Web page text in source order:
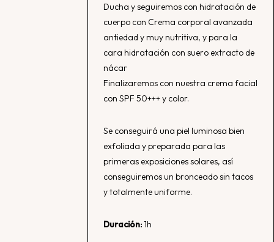
Ducha y seguiremos con hidratación de
cuerpo con Crema corporal avanzada
antiedad y muy nutritiva, y para la
cara hidratación con suero extracto de
nácar
Finalizaremos con nuestra crema facial
con SPF 50+++ y color.
Se conseguirá una piel luminosa bien
exfoliada y preparada para las
primeras exposiciones solares, así
conseguiremos un bronceado sin tacos
y totalmente uniforme.
Duración:1h